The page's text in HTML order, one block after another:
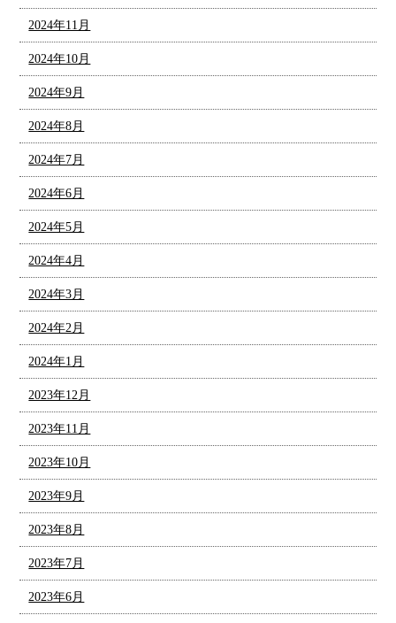
2024年11月
2024年10月
2024年9月
2024年8月
2024年7月
2024年6月
2024年5月
2024年4月
2024年3月
2024年2月
2024年1月
2023年12月
2023年11月
2023年10月
2023年9月
2023年8月
2023年7月
2023年6月